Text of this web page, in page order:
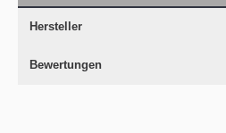
Hersteller
Bewertungen